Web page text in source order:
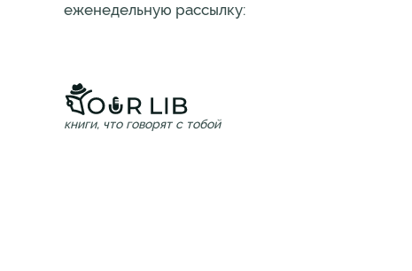
еженедельную рассылку:
книги, что говорят с тобой